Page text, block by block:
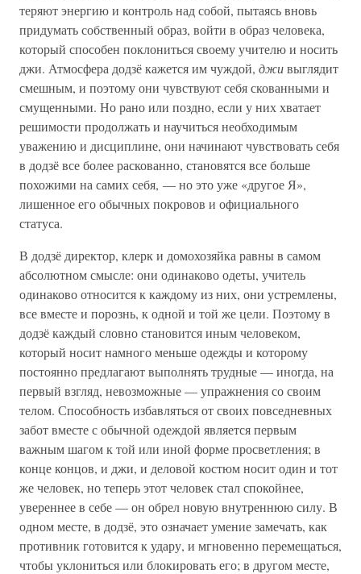
теряют энергию и контроль над собой, пытаясь вновь
придумать собственный образ, войти в образ человека,
который способен поклониться своему учителю и носить
джи. Атмосфера додзё кажется им чуждой, дживыглядит
смешным, и поэтому они чувствуют себя скованными и
смущенными. Но рано или поздно, если у них хватает
решимости продолжать и научиться необходимым
уважению и дисциплине, они начинают чувствовать себя
в додзё все более раскованно, становятся все больше
похожими на самих себя, — но это уже «другое Я»,
лишенное его обычных покровов и официального
статуса.
В додзё директор, клерк и домохозяйка равны в самом
абсолютном смысле: они одинаково одеты, учитель
одинаково относится к каждому из них, они устремлены,
все вместе и порознь, к одной и той же цели. Поэтому в
додзё каждый словно становится иным человеком,
который носит намного меньше одежды и которому
постоянно предлагают выполнять трудные — иногда, на
первый взгляд, невозможные — упражнения со своим
телом. Способность избавляться от своих повседневных
забот вместе с обычной одеждой является первым
важным шагом к той или иной форме просветления; в
конце концов, и джи, и деловой костюм носит один и тот
же человек, но теперь этот человек стал спокойнее,
увереннее в себе — он обрел новую внутреннюю силу. В
одном месте, в додзё, это означает умение замечать, как
противник готовится к удару, и мгновенно перемещаться,
чтобы уклониться или блокировать его; в другом месте,